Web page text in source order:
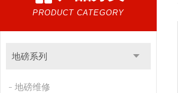
PRODUCT CATEGORY
地磅系列
地磅维修